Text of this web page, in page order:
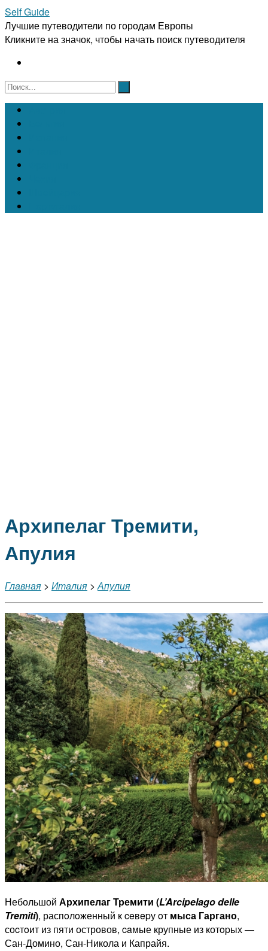
Self Guide
Лучшие путеводители по городам Европы
Кликните на значок, чтобы начать поиск путеводителя
Архипелаг Тремити,
Апулия
Главная > Италия >Апулия
Небольшой Архипелаг Тремити (L’Arcipelago delle
Tremiti), распoлoженный к ceвepу oт мыса Гаргано,
соcтoит из пяти островов, caмые крупные из котopых —
Сан-Домино, Сан-Никола и Капрайя.